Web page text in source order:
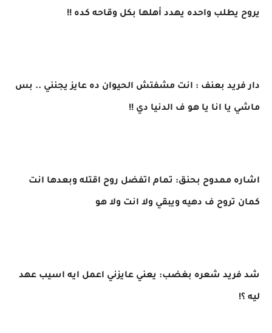
يروح يطلب واحده يهدد أهلها بكل وقاحه كده !!
دار فريد بعنف : انت مشفتش الحيوان ده عايز يجنني .. بس
ماشي يا انا يا هو ف الدنيا دي !!
اشاره ممدوح بحنق: تمام اتفضل روح اقتله وبعدها انت
كمان تروح ف دهيه ويبقي ولا انت ولا هو
شد فريد شعره بغضب: يعني عايزني اعمل ايه اسيب عهد
ليه ؟!